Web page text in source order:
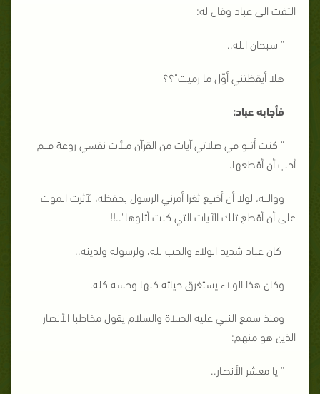
التفت الى عباد وقال له:
" سبحان الله..
هلا أيقظتني أوّل ما رميت"؟؟
فأجابه عباد:
" كنت أتلو في صلاتي آيات من القرآن ملأت نفسي روعة فلم
أحب أن أقطعها.
ووالله، لولا أن أضيع ثغرا أمرني الرسول بحفظه، لآثرت الموت
على أن أقطع تلك الآيات التي كنت أتلوها"..!!
كان عباد شديد الولاء والحب لله، ولرسوله ولدينه..
وكان هذا الولاء يستغرق حياته كلها وحسه كله.
ومنذ سمع النبي عليه الصلاة والسلام يقول مخاطبا الأنصار
الذين هو منهم:
" يا معشر الأنصار..